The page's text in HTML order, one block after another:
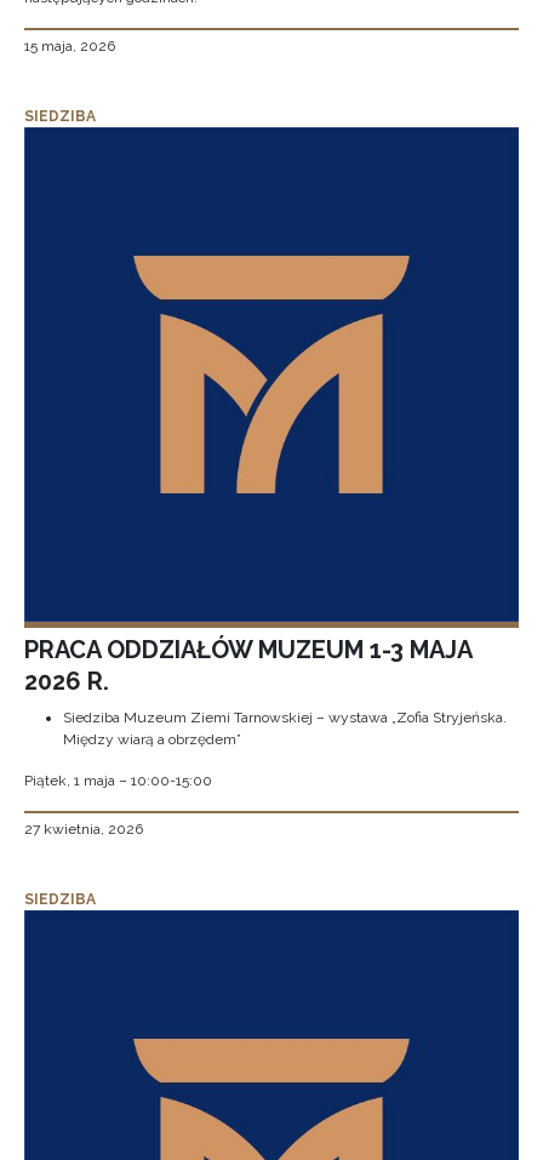
15 maja, 2026
SIEDZIBA
PRACA ODDZIAŁÓW MUZEUM 1-3 MAJA
2026 R.
Siedziba Muzeum Ziemi Tarnowskiej – wystawa „Zofia Stryjeńska.
Między wiarą a obrzędem”
Piątek, 1 maja – 10:00-15:00
27 kwietnia, 2026
SIEDZIBA